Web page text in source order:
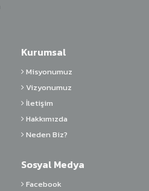
Kurumsal
Misyonumuz
Vizyonumuz
İletişim
Hakkımızda
Neden Biz?
Sosyal Medya
Facebook